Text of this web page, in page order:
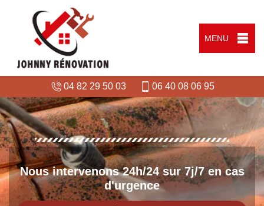
MENU
04 82 29 50 03 06 40 08 06 95
Nous intervenons 24h/24 sur 7j/7 en cas
d'urgence